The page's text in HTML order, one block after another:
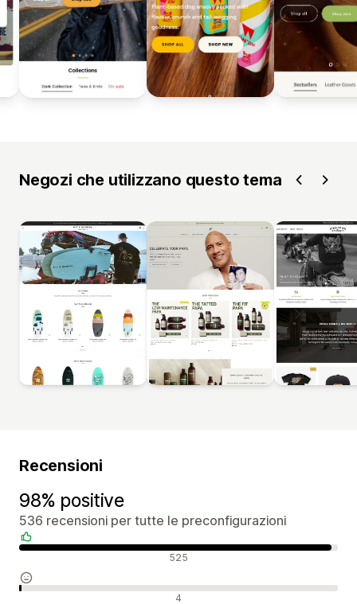
Negozi che utilizzano questo tema
Recensioni
98% positive
536 recensioni per tutte le preconfigurazioni
Recensioni positive 525
Recensioni neutrali 4